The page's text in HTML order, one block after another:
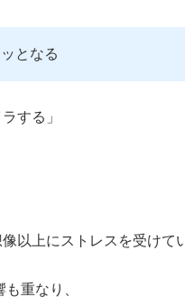
となる
する」
以上にストレスを受けて
重なり、